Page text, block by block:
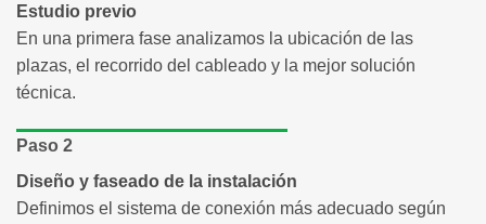
Estudio previo
En una primera fase analizamos la ubicación de las
plazas, el recorrido del cableado y la mejor solución
técnica.
Paso 2
Diseño y faseado de la instalación
Definimos el sistema de conexión más adecuado según